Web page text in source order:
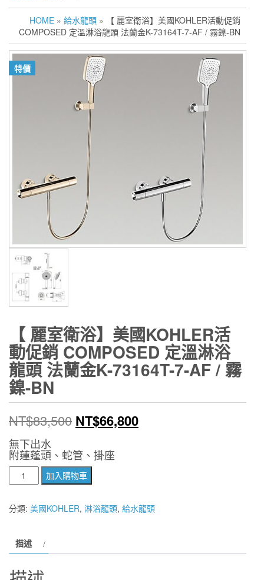
HOME » 給水龍頭 » 【 麗室衛浴】美國KOHLER活動促銷
COMPOSED 定溫淋浴龍頭 法蘭金K-73164T-7-AF / 霧鎳-BN
特價
【 麗室衛浴】美國KOHLER活
動促銷 COMPOSED 定溫淋浴
龍頭 法蘭金K-73164T-7-AF / 霧
鎳-BN
NT$83,500 原
價
格：
NT$83,500。
NT$66,800目
NT$66,800。
無下出水
附蓮蓬頭、蛇管、掛座
麗
室
美
KOHLER
加入購物車
分類: 美國KOHLER, 淋浴龍頭, 給水龍頭
描述